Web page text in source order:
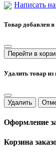
Написать
Товар добавлен в
Перейти в
Удалить товар из
Удалить
Оформление
Корзина